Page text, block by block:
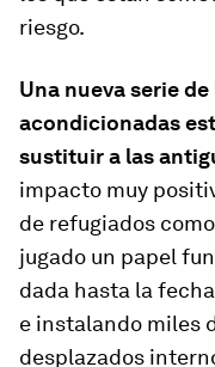
riesgo.
Una nueva serie
acondicionadas
sustituir a las
impacto muy
de refugiados
jugado un papel
dada hasta la
e instalando miles
desplazados